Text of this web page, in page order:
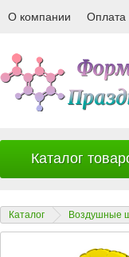
18019Y Шар
О компании Оплата
Каталог
Каталог Воздушные